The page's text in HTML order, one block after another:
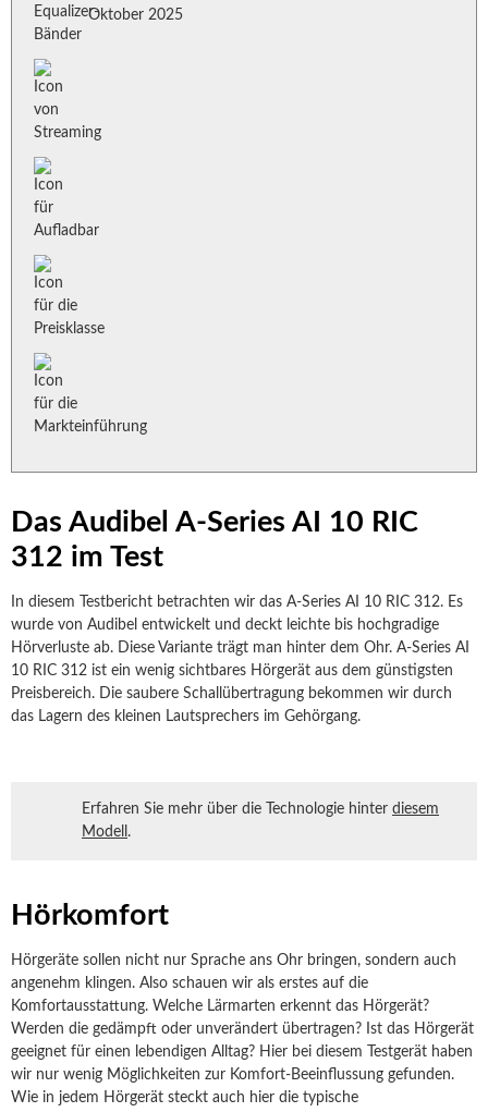
Das Audibel A-Series AI 10 RIC
312 im Test
In diesem Testbericht betrachten wir das A-Series AI 10 RIC 312. Es
wurde von Audibel entwickelt und deckt leichte bis hochgradige
Hörverluste ab. Diese Variante trägt man hinter dem Ohr. A-Series AI
10 RIC 312 ist ein wenig sichtbares Hörgerät aus dem günstigsten
Preisbereich. Die saubere Schallübertragung bekommen wir durch
das Lagern des kleinen Lautsprechers im Gehörgang.
Erfahren Sie mehr über die Technologie hinter diesem
Modell .
Hörkomfort
Hörgeräte sollen nicht nur Sprache ans Ohr bringen, sondern auch
angenehm klingen. Also schauen wir als erstes auf die
Komfortausstattung. Welche Lärmarten erkennt das Hörgerät?
Werden die gedämpft oder unverändert übertragen? Ist das Hörgerät
geeignet für einen lebendigen Alltag? Hier bei diesem Testgerät haben
wir nur wenig Möglichkeiten zur Komfort-Beeinflussung gefunden.
Wie in jedem Hörgerät steckt auch hier die typische
Oktober 2025